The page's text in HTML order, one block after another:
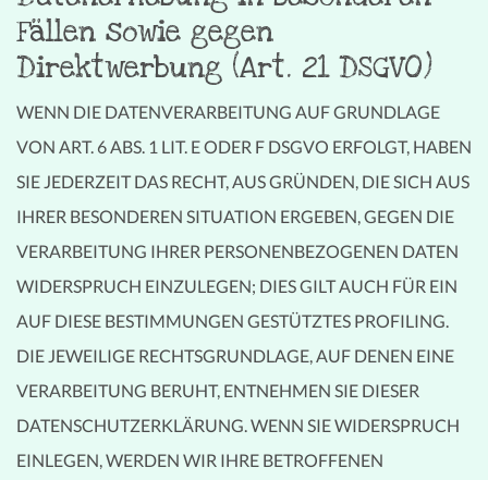
Fällen sowie gegen
Direktwerbung (Art. 21 DSGVO)
WENN DIE DATENVERARBEITUNG AUF GRUNDLAGE
VON ART. 6 ABS. 1 LIT. E ODER F DSGVO ERFOLGT, HABEN
SIE JEDERZEIT DAS RECHT, AUS GRÜNDEN, DIE SICH AUS
IHRER BESONDEREN SITUATION ERGEBEN, GEGEN DIE
VERARBEITUNG IHRER PERSONENBEZOGENEN DATEN
WIDERSPRUCH EINZULEGEN; DIES GILT AUCH FÜR EIN
AUF DIESE BESTIMMUNGEN GESTÜTZTES PROFILING.
DIE JEWEILIGE RECHTSGRUNDLAGE, AUF DENEN EINE
VERARBEITUNG BERUHT, ENTNEHMEN SIE DIESER
DATENSCHUTZERKLÄRUNG. WENN SIE WIDERSPRUCH
EINLEGEN, WERDEN WIR IHRE BETROFFENEN